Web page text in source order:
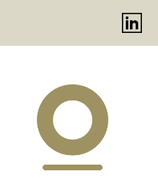
Panneau de gestion des cookies